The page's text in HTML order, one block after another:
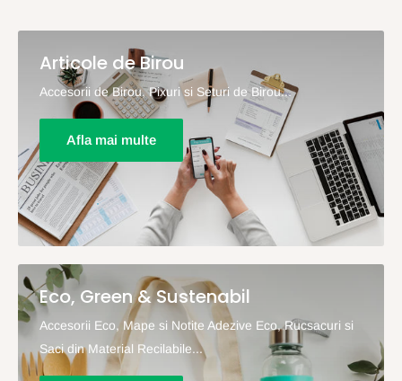
Articole de Birou
Accesorii de Birou, Pixuri si Seturi de Birou...
Afla mai multe
Eco, Green & Sustenabil
Accesorii Eco, Mape si Notite Adezive Eco, Rucsacuri si
Saci din Material Recilabile...